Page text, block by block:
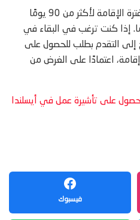
لا، لا تسمح تأشيرة شنغن بتمديد فترة الإقامة لأكثر من 90 يومًا
بها خلال فترة 180 يومًا. إذا كنت ترغب في البقاء في
إلى التقدم بطلب للحصول على
اعتمادًا على الغرض من
على تأشيرة عمل في أيسلندا
فيسبوك